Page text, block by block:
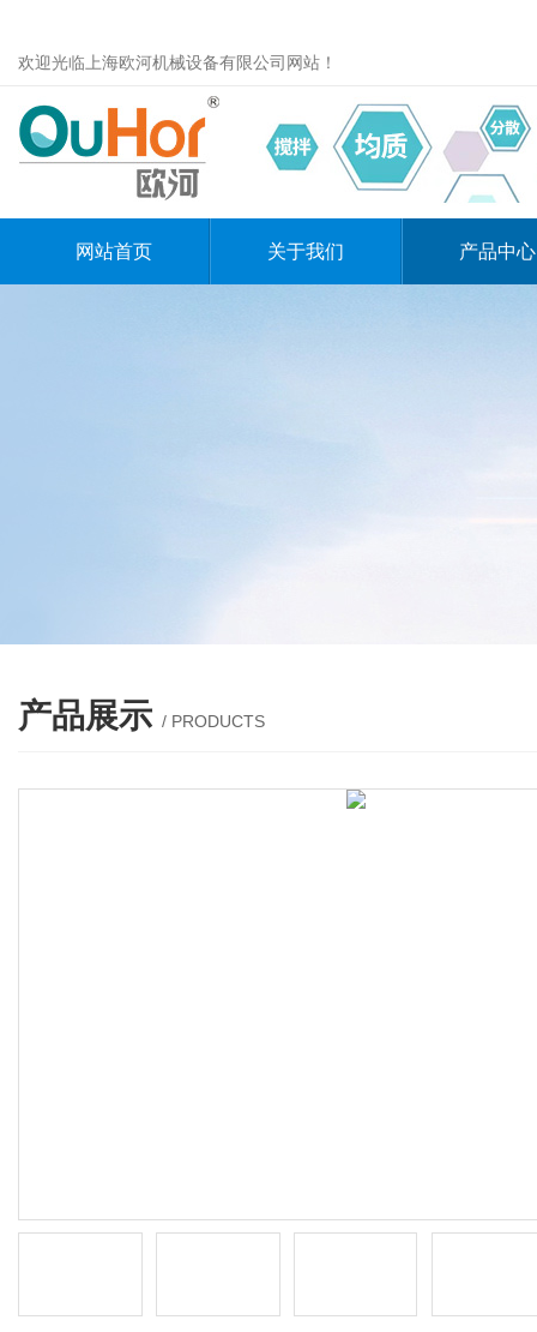
欢迎光临上海欧河机械设备有限公司网站！
网站首页 关于我们 产品中心
产品展示 / PRODUCTS